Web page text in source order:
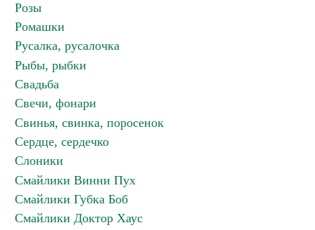
Розы
Ромашки
Русалка, русалочка
Рыбы, рыбки
Свадьба
Свечи, фонари
Свинья, свинка, поросенок
Сердце, сердечко
Слоники
Смайлики Винни Пух
Смайлики Губка Боб
Смайлики Доктор Хаус